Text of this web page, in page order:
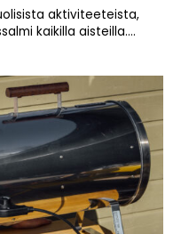
aktiviteeteista,
kaikilla aisteilla....